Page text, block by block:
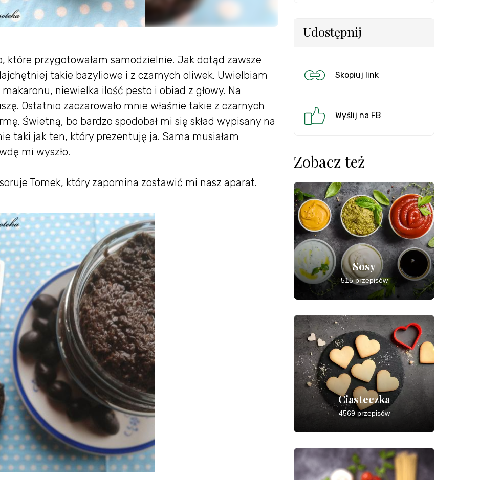
które przygotowałam samodzielnie. Jak dotąd zawsze
takie bazyliowe i z czarnych oliwek. Uwielbiam
niewielka ilość pesto i obiad z głowy. Na
Ostatnio zaczarowało mnie właśnie takie z czarnych
Świetną, bo bardzo spodobał mi się skład wypisany na
taki jak ten, który prezentuję ja. Sama musiałam
mi wyszło.
Tomek, który zapomina zostawić mi nasz aparat.
Udostępnij
Skopiuj link
Wyślij na FB
Zobacz też
Sosy
515 przepisów
Ciasteczka
4569 przepisów